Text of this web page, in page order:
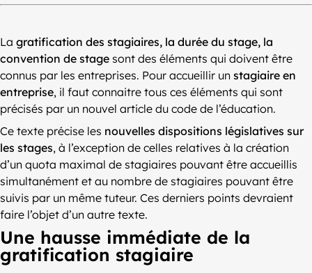
La gratification des stagiaires, la durée du stage, la
convention de stage sont des éléments qui doivent être
connus par les entreprises. Pour accueillir un stagiaire en
entreprise, il faut connaitre tous ces éléments qui sont
précisés par un nouvel article du code de l’éducation.
Ce texte précise les nouvelles dispositions législatives sur
les stages, à l’exception de celles relatives à la création
d’un quota maximal de stagiaires pouvant être accueillis
simultanément et au nombre de stagiaires pouvant être
suivis par un même tuteur. Ces derniers points devraient
faire l’objet d’un autre texte.
Une hausse immédiate de la
gratification stagiaire